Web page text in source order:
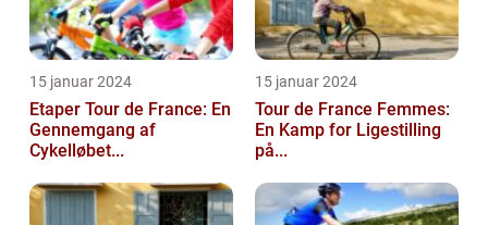
15 januar 2024
Etaper Tour de France: En
Gennemgang af
Cykelløbet...
15 januar 2024
Tour de France Femmes:
En Kamp for Ligestilling
på...